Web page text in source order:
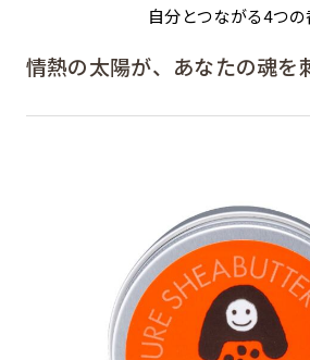
自分とつながる4つの
情熱の太陽が、あなたの魂を